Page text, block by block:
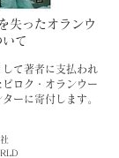
ったオランウ
いて
て著者に支払われ
ロク・オランウー
ーに寄付します。